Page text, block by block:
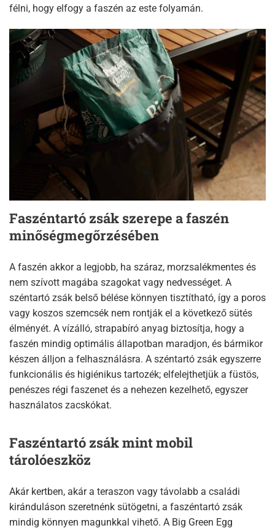
félni, hogy elfogy a faszén az este folyamán.
Faszéntartó zsák szerepe a faszén
minőségmegőrzésében
A faszén akkor a legjobb, ha száraz, morzsalékmentes és
nem szívott magába szagokat vagy nedvességet. A
széntartó zsák belső bélése könnyen tisztítható, így a poros
vagy koszos szemcsék nem rontják el a következő sütés
élményét. A vízálló, strapabíró anyag biztosítja, hogy a
faszén mindig optimális állapotban maradjon, és bármikor
készen álljon a felhasználásra. A széntartó zsák egyszerre
funkcionális és higiénikus tartozék; elfelejthetjük a füstös,
penészes régi faszenet és a nehezen kezelhető, egyszer
használatos zacskókat.
Faszéntartó zsák mint mobil
tárolóeszköz
Akár kertben, akár a teraszon vagy távolabb a családi
kiránduláson szeretnénk sütögetni, a faszéntartó zsák
mindig könnyen magunkkal vihető. A Big Green Egg